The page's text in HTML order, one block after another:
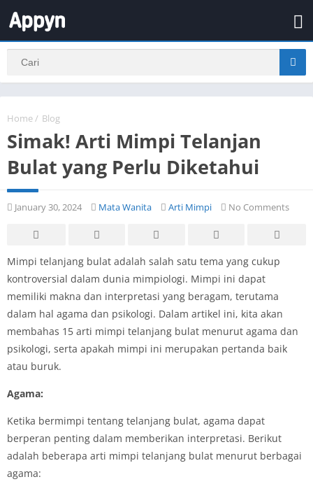
Home / Blog
Simak! Arti Mimpi Telanjan
Bulat yang Perlu Diketahui
January 30, 2024 Mata Wanita Arti Mimpi No Comments
Mimpi telanjang bulat adalah salah satu tema yang cukup
kontroversial dalam dunia mimpiologi. Mimpi ini dapat
memiliki makna dan interpretasi yang beragam, terutama
dalam hal agama dan psikologi. Dalam artikel ini, kita akan
membahas 15 arti mimpi telanjang bulat menurut agama dan
psikologi, serta apakah mimpi ini merupakan pertanda baik
atau buruk.
Agama:
Ketika bermimpi tentang telanjang bulat, agama dapat
berperan penting dalam memberikan interpretasi. Berikut
adalah beberapa arti mimpi telanjang bulat menurut berbagai
agama: